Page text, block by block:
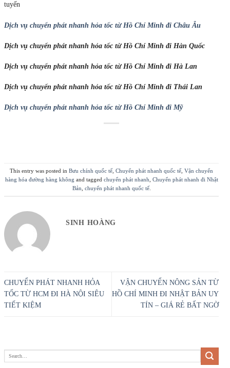
tuyến
Dịch vụ chuyển phát nhanh hỏa tốc từ Hồ Chí Minh đi Châu Âu
Dịch vụ chuyển phát nhanh hỏa tốc từ Hồ Chí Minh đi Hàn Quốc
Dịch vụ chuyển phát nhanh hỏa tốc từ Hồ Chí Minh đi Hà Lan
Dịch vụ chuyển phát nhanh hỏa tốc từ Hồ Chí Minh đi Thái Lan
Dịch vụ chuyển phát nhanh hỏa tốc từ Hồ Chí Minh đi Mỹ
This entry was posted in Bưu chính quốc tế Chuyển phát nhanh quốc tế Vận chuyển
hàng hóa đường hàng không and tagged chuyển phát nhanh Chuyển phát nhanh đi Nhật
Bản chuyển phát nhanh quốc tế.
SINH HOÀNG
CHUYỂN PHÁT NHANH HỎA
TỐC TỪ HCM ĐI HÀ NỘI SIÊU
TIẾT KIỆM
VẬN CHUYỂN NÔNG SẢN TỪ
HỒ CHÍ MINH ĐI NHẬT BẢN UY
TÍN – GIÁ RẺ BẤT NGỜ